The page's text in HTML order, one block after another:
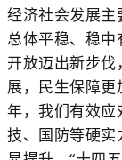
经济社会发展
总体平稳、稳
开放迈出新步
展，民生保障
年，我们有效
技、国防等硬